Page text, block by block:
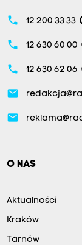
phone 12 200 33 33
phone 12 630 60 00
phone 12 630 62 06
email
email
O NAS
Aktualności
Kraków
Tarnów